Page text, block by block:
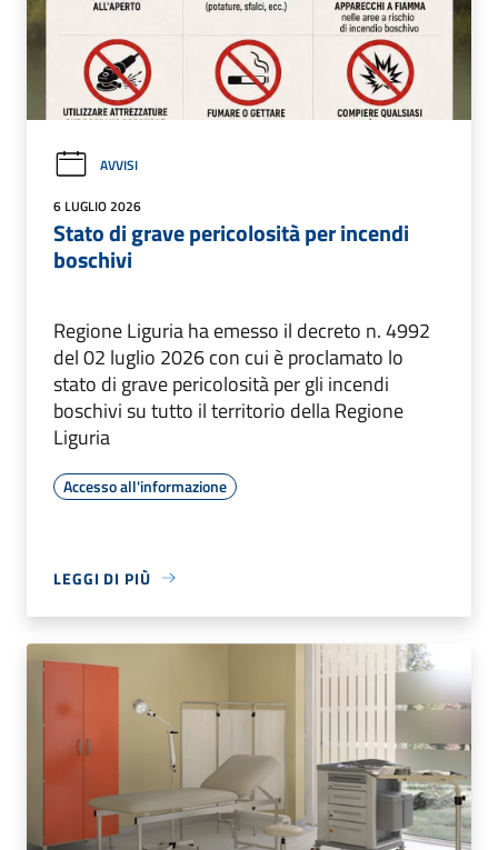
AVVISI
6 LUGLIO 2026
Stato di grave pericolosità per incendi
boschivi
Regione Liguria ha emesso il decreto n. 4992
del 02 luglio 2026 con cui è proclamato lo
stato di grave pericolosità per gli incendi
boschivi su tutto il territorio della Regione
Liguria
Accesso all'informazione
LEGGI DI PIÙ